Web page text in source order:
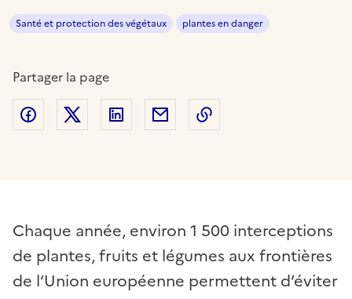
Santé et protection des végétaux plantes en danger
Partager la page
Partager sur Facebook
Partager sur Twitter
Partager sur LinkedIn
Partager par email
Chaque année, environ 1 500 interceptions
de plantes, fruits et légumes aux frontières
de l’Union européenne permettent d’éviter